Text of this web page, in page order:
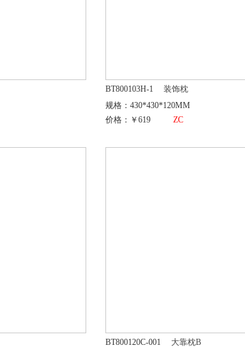
BT800103H-1
装饰枕
规格：430*430*120MM
价格：￥619
ZC
BT800120C-001
大靠枕B